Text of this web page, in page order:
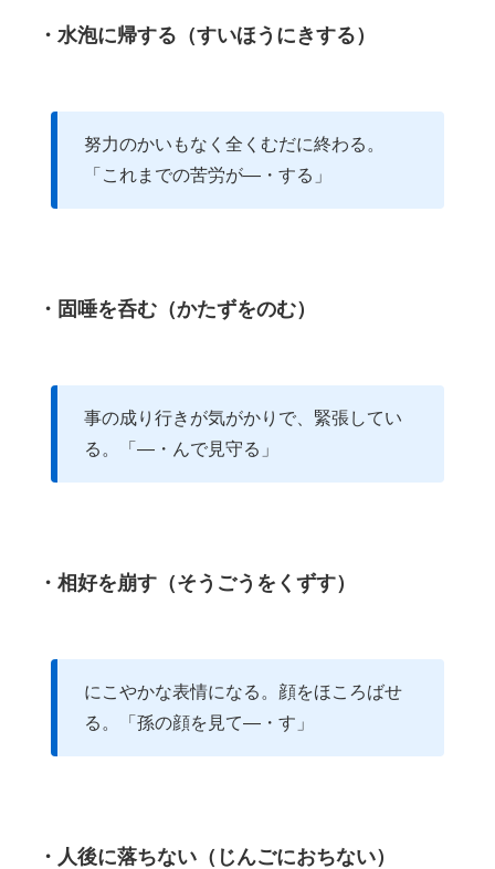
・水泡に帰する（すいほうにきする）
努力のかいもなく全くむだに終わる。
「これまでの苦労が―・する」
・固唾を呑む（かたずをのむ）
事の成り行きが気がかりで、緊張してい
る。「―・んで見守る」
・相好を崩す（そうごうをくずす）
にこやかな表情になる。顔をほころばせ
る。「孫の顔を見て―・す」
・人後に落ちない（じんごにおちない）